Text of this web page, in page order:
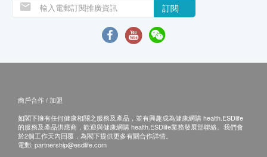
訂閱
商戶合作 / 加盟
如閣下擁有任何健康相關之服務及產品，並有興趣成為健康網購 health.ESDlife
的服務及產品供應商，歡迎與健康網購 health.ESDlife業務發展部聯絡。我們會
於2個工作天內回覆，為閣下提供更多有關合作詳情。
電郵: partnership@esdlife.com